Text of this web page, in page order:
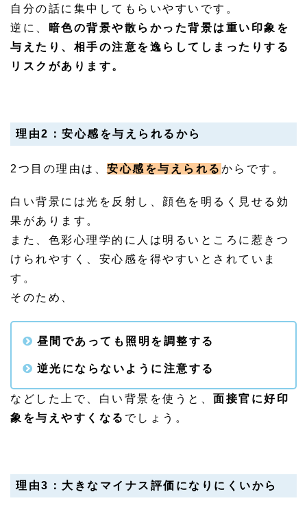
自分の話に集中してもらいやすいです。
逆に、
暗色の背景や散らかった背景は重い印象を
与えたり、相手の注意を逸らしてしまったりする
リスクがあります。
理由2：安心感を与えられるから
2つ目の理由は、 安心感を与えられる からです。
白い背景には光を反射し、顔色を明るく見せる効
果があります。
また、色彩心理学的に人は明るいところに惹きつ
けられやすく、安心感を得やすいとされていま
す。
そのため、
昼間であっても照明を調整する
逆光にならないように注意する
などした上で、白い背景を使うと、 面接官に好印
象を与えやすくなる でしょう。
理由3：大きなマイナス評価になりにくいから